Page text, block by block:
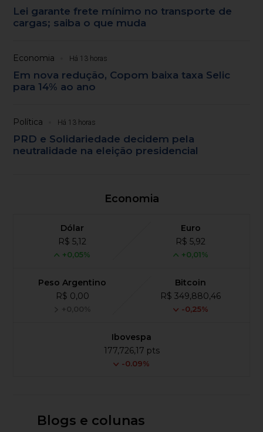
Lei garante frete mínimo no transporte de
cargas; saiba o que muda
Economia Há 13 horas
Em nova redução, Copom baixa taxa Selic
para 14% ao ano
Política Há 13 horas
PRD e Solidariedade decidem pela
neutralidade na eleição presidencial
Economia
Dólar
R$ 5,12
+0,05%
Euro
R$ 5,92
+0,01%
Peso Argentino
R$ 0,00
+0,00%
Bitcoin
R$ 349,880,46
-0,25%
Ibovespa
177,726,17 pts
-0.09%
Blogs e colunas